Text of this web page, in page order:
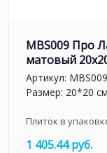
MBS009 Про
матовый
Артикул: MBS009
Размер: 20*20 см
Плиток в
1 405.44 руб.